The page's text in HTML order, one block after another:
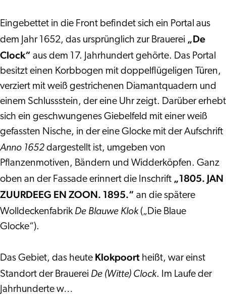
‘De
Blauwe
Klok’
v.h.
Zuurdeeg
wollen
dekens
‘De
Blauwe
Klok’
v.h.
Zuurdeeg
Eingebettet in die Front befindet sich ein Portal aus
dem Jahr 1652, das ursprünglich zur Brauerei „De
Clock“ aus dem 17. Jahrhundert gehörte. Das Portal
besitzt einen Korbbogen mit doppelflügeligen Türen,
verziert mit weiß gestrichenen Diamantquadern und
einem Schlussstein, der eine Uhr zeigt. Darüber erhebt
sich ein geschwungenes Giebelfeld mit einer weiß
gefassten Nische, in der eine Glocke mit der Aufschrift
Anno 1652 dargestellt ist, umgeben von
Pflanzenmotiven, Bändern und Widderköpfen. Ganz
oben an der Fassade erinnert die Inschrift „1805. JAN
ZUURDEEG EN ZOON. 1895.“ an die spätere
Wolldeckenfabrik De Blauwe Klok(„Die Blaue
Glocke“).
Das Gebiet, das heute Klokpoort heißt, war einst
Standort der Brauerei De (Witte) Clock. Im Laufe der
Jahrhunderte w…